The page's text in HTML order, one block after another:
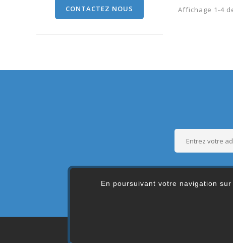
En poursuivant votre navigation
CONTACTEZ NOUS Affichage 1-4